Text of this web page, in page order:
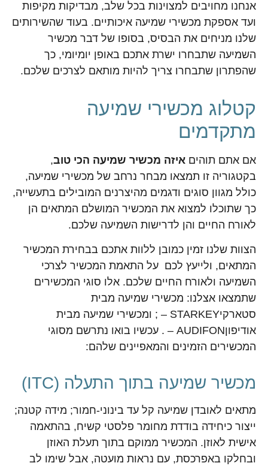
אנחנו מחויבים למצוינות בכל שלב, מבדיקות מקיפות
ועד אספקת מכשירי שמיעה איכותיים. בעוד שהשירותים
שלנו מניחים את הבסיס, בסופו של דבר מכשיר
השמיעה שתבחרו ישרת אתכם באופן יומיומי, כך
שהפתרון שתבחרו צריך להיות מותאם לצרכים שלכם.
קטלוג מכשירי שמיעה
מתקדמים
אם אתם תוהים איזה מכשיר שמיעה הכי טוב,
בקטגוריה זו תמצאו מבחר נרחב של מכשירי שמיעה,
כולל מגוון סוגים ודגמים מהיצרנים המובילים בתעשייה,
כך שתוכלו למצוא את המכשיר המושלם המתאים הן
לאורח החיים והן לדרישות השמיעה שלכם.
הצוות שלנו זמין כמובן ללוות אתכם בבחירת המכשיר
המתאים, ולייעץ לכם על התאמת המכשיר לצרכי
השמיעה ולאורח החיים שלכם. אלו סוגי המכשירים
שתמצאו אצלנו: מכשירי שמיעה מבית
סטארקיSTARKEY – ; ומכשירי שמיעה מבית
אודיפוןAUDIFON – . עכשיו בואו נתרשם מסוגי
המכשירים הזמינים והמאפיינים שלהם:
מכשיר שמיעה בתוך התעלה (ITC)
מתאים לאובדן שמיעה קל עד בינוני-חמור; מידה קטנה;
ייצור כיחידה בודדת מחומר פלסטי קשיח, בהתאמה
אישית לאוזן. המכשיר ממוקם בתוך תעלת האוזן
ובחלקו באפרכסת, עם נראות מועטה, אבל שימו לב